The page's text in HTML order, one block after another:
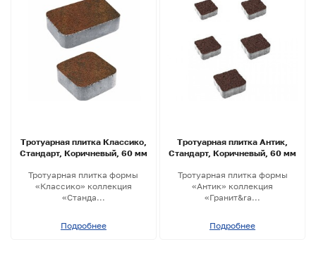
Тротуарная плитка Классико,
Стандарт, Коричневый, 60 мм
Тротуарная плитка формы
«Классико» коллекция
«Станда...
Подробнее
Тротуарная плитка Антик,
Стандарт, Коричневый, 60 мм
Тротуарная плитка формы
«Антик» коллекция
«Гранит&ra...
Подробнее